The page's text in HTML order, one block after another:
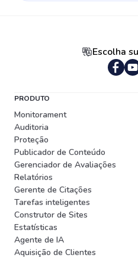
Escolha
PRODUTO
Monitorament
Auditoria
Proteção
Publicador de Conteúdo
Gerenciador de Avaliações
Relatórios
Gerente de Citações
Tarefas inteligentes
Construtor de Sites
Estatísticas
Agente de IA
Aquisição de Clientes